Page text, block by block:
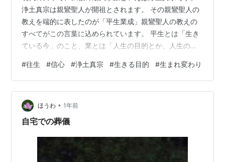
浄土真宗は親鸞聖人が開祖とされます。 その親鸞聖人の
教えを端的に表したのが「平生業成」親鸞聖人の教えの
すべてがこの言葉に込められています。 平生とは「生き
ている今」のこと、業とは「人生の目的とか、人生の大
つまり、現在ただ今、人生の目的が完成する、というこ
とです。 他にも同じことを言葉をかえて教えられていま
す。現生不退というのは、現在生きている時に、不退転
の崩れない絶対の幸福になれる。不体失往生というの
は、体を失わずして往生するということで、生きている
#往生 #信心 #浄土真宗 #生きる目的 #生まれ変わり
ほうわ • 1年前
自宅での葬儀